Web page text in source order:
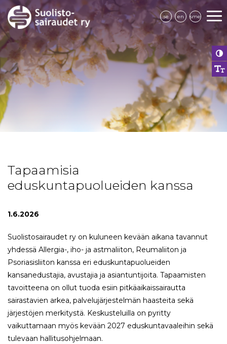
se en sme
Tapaamisia
eduskuntapuolueiden kanssa
1.6.2026
Suolistosairaudet ry on kuluneen kevään aikana tavannut
yhdessä Allergia-, iho- ja astmaliiton, Reumaliiton ja
Psoriasisliiton kanssa eri eduskuntapuolueiden
kansanedustajia, avustajia ja asiantuntijoita. Tapaamisten
tavoitteena on ollut tuoda esiin pitkäaikaissairautta
sairastavien arkea, palvelujärjestelmän haasteita sekä
järjestöjen merkitystä. Keskusteluilla on pyritty
vaikuttamaan myös kevään 2027 eduskuntavaaleihin sekä
tulevaan hallitusohjelmaan.